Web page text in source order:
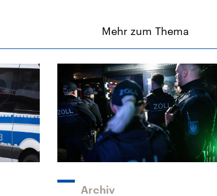
Mehr zum Thema
Archiv